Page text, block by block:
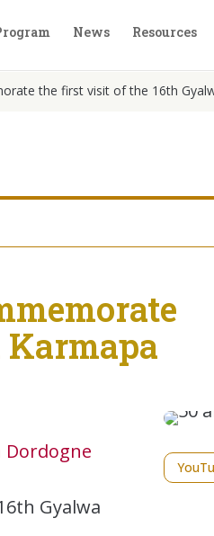
News Resources
the first visit of the 16th
Dordogne
Gyalwa